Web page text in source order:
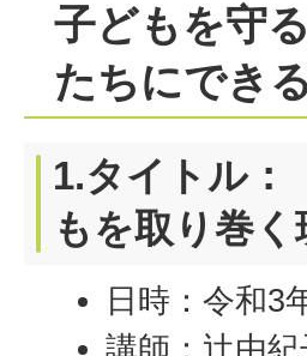
子どもを守
たちにでき
1.タイトル：
もを取り巻
日時：令和3
講師：辻由